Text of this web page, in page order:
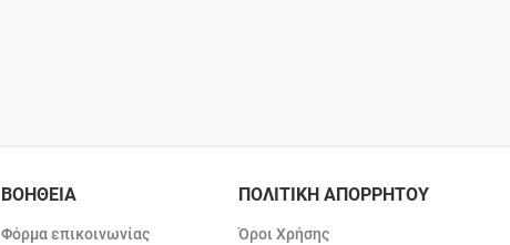
ΒΟΗΘΕΙΑ
Φόρμα επικοινωνίας
ΠΟΛΙΤΙΚΗ ΑΠΟΡΡΗΤΟΥ
Όροι Χρήσης